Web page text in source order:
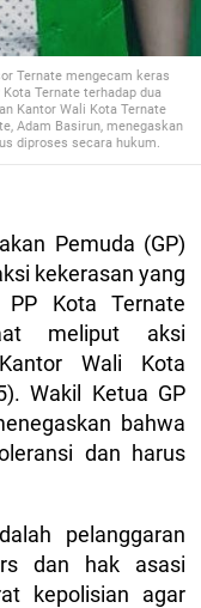
Ternate mengecam keras
Ternate terhadap dua
Kantor Wali Kota Ternate
Adam Basirun, menegaskan
diproses secara hukum.
Pemuda (GP)
kekerasan yang
Kota Ternate
meliput aksi
Wali Kota
Wakil Ketua GP
bahwa
dan harus
pelanggaran
dan hak asasi
kepolisian agar